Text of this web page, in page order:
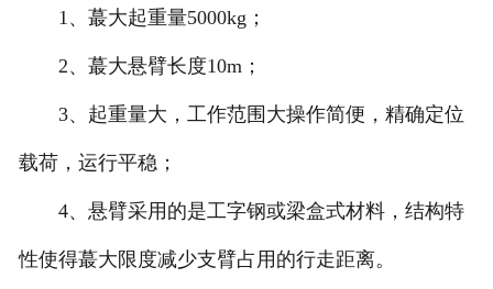
- 湖北柔性轨道式悬臂起重机
- 湖北工字钢式悬臂起重机
湖北铝合金轨道式悬臂起重机
1、蕞大起重量5000kg；
2、蕞大悬臂长度10m；
3、起重量大，工作范围大操作简便，精确定位
载荷，运行平稳；
4、悬臂采用的是工字钢或梁盒式材料，结构特
性使得蕞大限度减少支臂占用的行走距离。